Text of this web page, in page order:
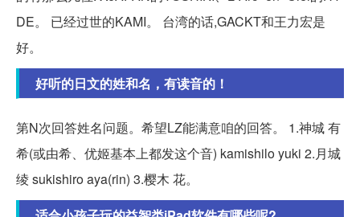
DE。 已经过世的KAMI。 台湾的话,GACKT和王力宏是
好。
好听的日文的姓和名，有读音的！
第N次回答姓名问题。希望LZ能满意咱的回答。 1.神城 有
希(或由希、优姬基本上都发这个音) kamishilo yuki 2.月城
绫 sukishiro aya(rin) 3.樱木 花。